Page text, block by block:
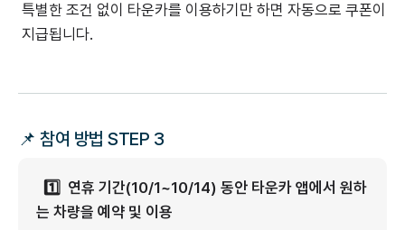
특별한 조건 없이 타운카를 이용하기만 하면 자동으로 쿠폰이
지급됩니다.
📌 참여 방법 STEP 3
1️⃣ 연휴 기간(10/1~10/14) 동안 타운카 앱에서 원하
는 차량을 예약 및 이용